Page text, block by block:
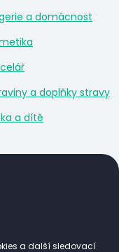
a další sledovací
a domácnost
a doplňky stravy
a dítě